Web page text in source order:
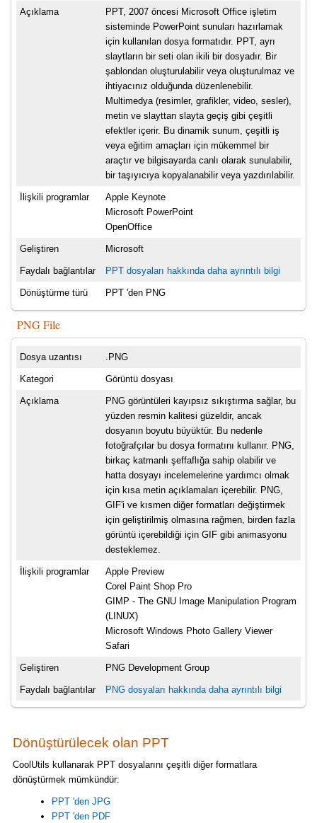
Açıklama
PPT, 2007 öncesi Microsoft Office işletim
sisteminde PowerPoint sunuları hazırlamak
için kullanılan dosya formatıdır. PPT, ayrı
slaytların bir seti olan ikili bir dosyadır. Bir
şablondan oluşturulabilir veya oluşturulmaz ve
ihtiyacınız olduğunda düzenlenebilir.
Multimedya (resimler, grafikler, video, sesler),
metin ve slayttan slayta geçiş gibi çeşitli
efektler içerir. Bu dinamik sunum, çeşitli iş
veya eğitim amaçları için mükemmel bir
araçtır ve bilgisayarda canlı olarak sunulabilir,
bir taşıyıcıya kopyalanabilir veya yazdırılabilir.
İlişkili programlar
Apple Keynote
Microsoft PowerPoint
OpenOffice
Geliştiren Microsoft
Faydalı bağlantılar PPT dosyaları hakkında daha ayrıntılı bilgi
Dönüştürme türü PPT 'den PNG
PNG File
Dosya uzantısı .PNG
Kategori Görüntü dosyası
Açıklama
PNG görüntüleri kayıpsız sıkıştırma sağlar, bu
yüzden resmin kalitesi güzeldir, ancak
dosyanın boyutu büyüktür. Bu nedenle
fotoğrafçılar bu dosya formatını kullanır. PNG,
birkaç katmanlı şeffaflığa sahip olabilir ve
hatta dosyayı incelemelerine yardımcı olmak
için kısa metin açıklamaları içerebilir. PNG,
GIF'i ve kısmen diğer formatları değiştirmek
için geliştirilmiş olmasına rağmen, birden fazla
görüntü içerebildiği için GIF gibi animasyonu
desteklemez.
İlişkili programlar
Apple Preview
Corel Paint Shop Pro
GIMP - The GNU Image Manipulation Program
(LINUX)
Microsoft Windows Photo Gallery Viewer
Safari
Geliştiren PNG Development Group
Faydalı bağlantılar PNG dosyaları hakkında daha ayrıntılı bilgi
Dönüştürülecek olan PPT
CoolUtils kullanarak PPT dosyalarını çeşitli diğer formatlara
dönüştürmek mümkündür:
PPT 'den JPG
PPT 'den PDF